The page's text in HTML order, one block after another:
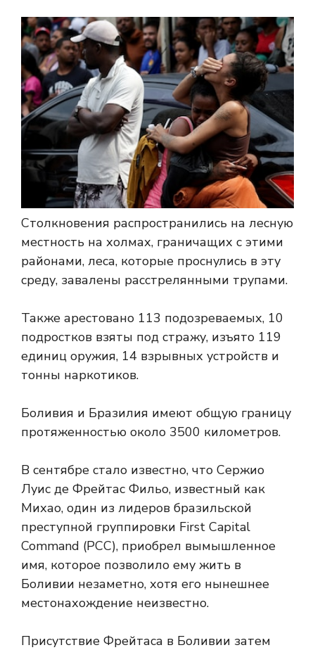
Столкновения распространились на лесную
местность на холмах, граничащих с этими
районами, леса, которые проснулись в эту
среду, завалены расстрелянными трупами.
Также арестовано 113 подозреваемых, 10
подростков взяты под стражу, изъято 119
единиц оружия, 14 взрывных устройств и
тонны наркотиков.
Боливия и Бразилия имеют общую границу
протяженностью около 3500 километров.
В сентябре стало известно, что Сержио
Луис де Фрейтас Фильо, известный как
Михао, один из лидеров бразильской
преступной группировки First Capital
Command (PCC), приобрел вымышленное
имя, которое позволило ему жить в
Боливии незаметно, хотя его нынешнее
местонахождение неизвестно.
Присутствие Фрейтаса в Боливии затем